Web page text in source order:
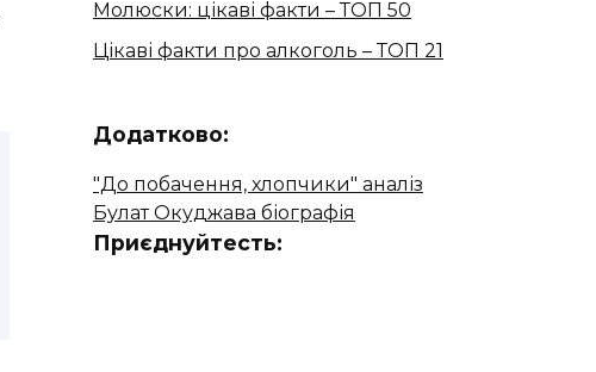
Молюски: цікаві факти – ТОП 50
Цікаві факти про алкоголь – ТОП 21
Додатково:
"До побачення, хлопчики" аналіз
Булат Окуджава біографія
Приєднуйтесть: